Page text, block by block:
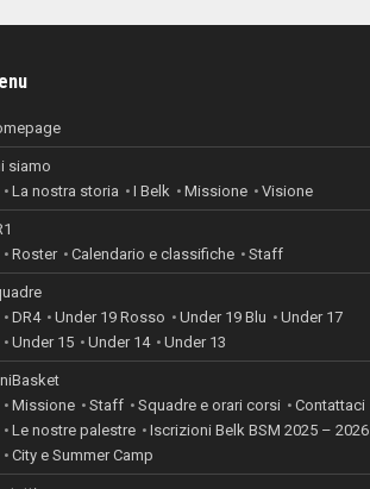
siamo
La nostra storia
I Belk Missione Visione
Roster
Calendario e classifiche Staff
DR4
Under 19 Rosso Under 19 Blu
Under 17
Under 15
Under 14 Under 13
Missione
Staff Squadre e orari corsi
Contattaci
Le nostre palestre
Iscrizioni Belk BSM 2025 – 2026
City e Summer Camp